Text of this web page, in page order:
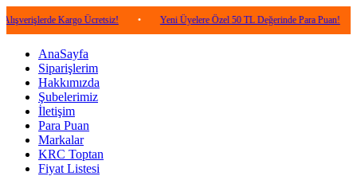
Kargo Ücretsiz! • Yeni Üyelere Özel 50 TL Değerinde Para Puan! •
AnaSayfa
Siparişlerim
Hakkımızda
Şubelerimiz
İletişim
Para Puan
Markalar
KRC Toptan
Fiyat Listesi